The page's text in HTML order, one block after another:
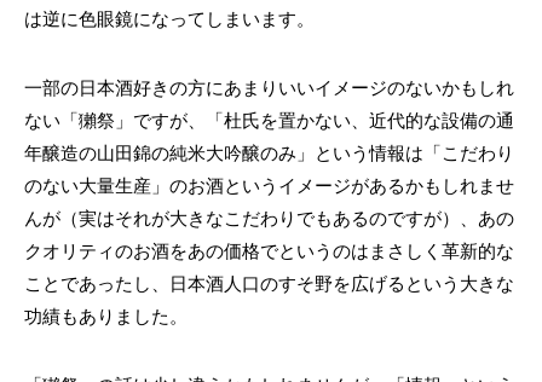
は逆に色眼鏡になってしまいます。
一部の日本酒好きの方にあまりいいイメージのないかもしれ
ない「獺祭」ですが、「杜氏を置かない、近代的な設備の通
年醸造の山田錦の純米大吟醸のみ」という情報は「こだわり
のない大量生産」のお酒というイメージがあるかもしれませ
んが（実はそれが大きなこだわりでもあるのですが）、あの
クオリティのお酒をあの価格でというのはまさしく革新的な
ことであったし、日本酒人口のすそ野を広げるという大きな
功績もありました。